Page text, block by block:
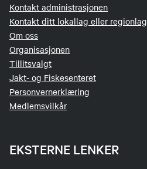
når det ikke jaktes.
Kontakt administrasjonen
Kontakt ditt lokallag eller regionlag
Om oss
Organisasjonen
Tillitsvalgt
Jakt- og Fiskesenteret
Personvernerklæring
Medlemsvilkår
EKSTERNE LENKER